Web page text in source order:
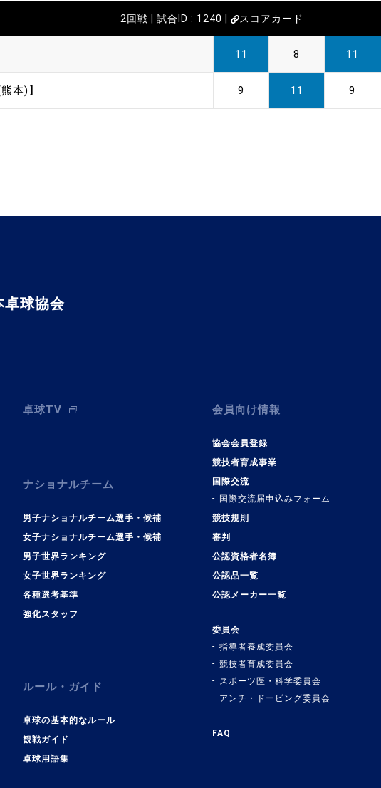
2回戦 | 試合ID : 1240 | スコアカード
11 8 11
本)】 9 11 9
卓球協会
卓球TV
ナショナルチーム
男子ナショナルチーム選手・候補
女子ナショナルチーム選手・候補
男子世界ランキング
女子世界ランキング
各種選考基準
強化スタッフ
ルール・ガイド
卓球の基本的なルール
観戦ガイド
卓球用語集
会員向け情報
協会会員登録
競技者育成事業
国際交流
国際交流届申込みフォーム
競技規則
審判
公認資格者名簿
公認品一覧
公認メーカー一覧
委員会
指導者養成委員会
競技者育成委員会
スポーツ医・科学委員会
アンチ・ドーピング委員会
FAQ